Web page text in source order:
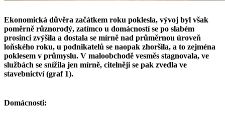
Ekonomická důvěra začátkem roku poklesla, vývoj byl však
poměrně různorodý, zatímco u domácností se po slabém
prosinci zvýšila a dostala se mírně nad průměrnou úroveň
loňského roku, u podnikatelů se naopak zhoršila, a to zejména
poklesem v průmyslu. V maloobchodě vesměs stagnovala, ve
službách se snížila jen mírně, citelněji se pak zvedla ve
stavebnictví (graf 1).
Domácnosti: